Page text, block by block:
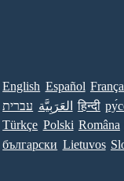
English Español
עברית العَرَبِيَّة हिन्दी
Türkçe Polski Româna
български Lietuvos